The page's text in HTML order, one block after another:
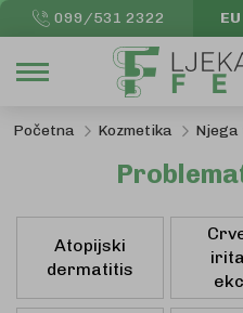
099/531 2322
Početna Kozmetika Njega
Atopijski
dermatitis